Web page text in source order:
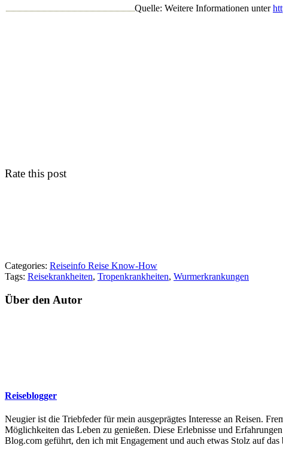
Quelle: Weitere Informationen unter
Rate this post
Categories: Reiseinfo Reise Know-How
Tags: Reisekrankheiten, Tropenkrankheiten, Wurmerkrankungen
Über den Autor
Reiseblogger
Neugier ist die Triebfeder für mein ausgeprägtes Interesse an Reisen.
Möglichkeiten das Leben zu genießen. Diese Erlebnisse und
Blog.com geführt, den ich mit Engagement und auch etwas Stolz auf das